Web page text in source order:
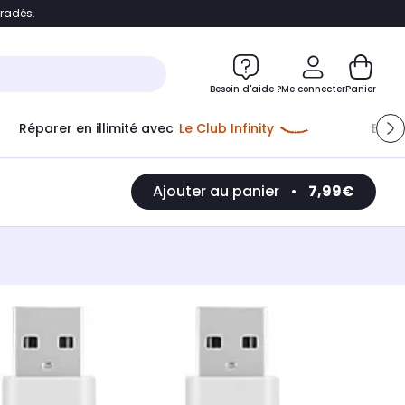
Accéder directement au chatbot
Besoin d'aide ?Me connecterPanier
Réparer en illimité avec Le Club Infinity
Ajouter au panier • 7,99€